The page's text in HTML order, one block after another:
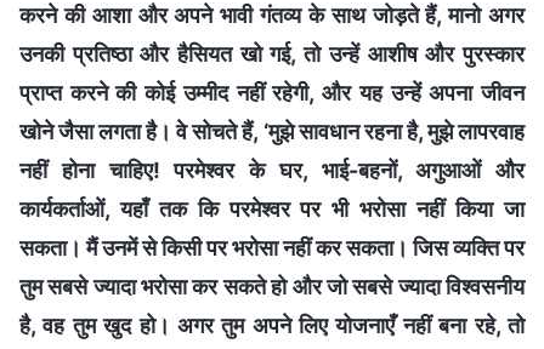
करने की आशा और अपने भावी गंतव्य के साथ जोड़ते हैं, मानो अगर
उनकी प्रतिष्ठा और हैसियत खो गई, तो उन्हें आशीष और पुरस्कार
प्राप्त करने की कोई उम्मीद नहीं रहेगी, और यह उन्हें अपना जीवन
खोने जैसा लगता है। वे सोचते हैं, ‘मुझे सावधान रहना है, मुझे लापरवाह
नहीं होना चाहिए! परमेश्वर के घर, भाई-बहनों, अगुआओं और
कार्यकर्ताओं, यहाँ तक कि परमेश्वर पर भी भरोसा नहीं किया जा
सकता। मैं उनमें से किसी पर भरोसा नहीं कर सकता। जिस व्यक्ति पर
तुम सबसे ज्यादा भरोसा कर सकते हो और जो सबसे ज्यादा विश्वसनीय
है, वह तुम खुद हो। अगर तुम अपने लिए योजनाएँ नहीं बना रहे, तो